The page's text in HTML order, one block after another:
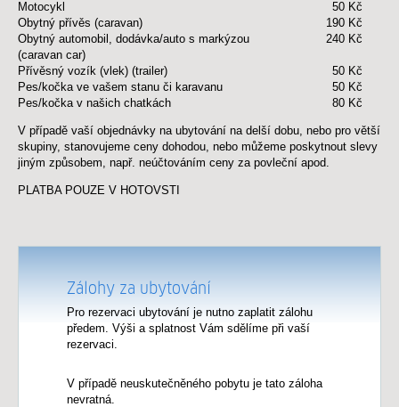
Přívěsný vozík (vlek) (trailer)
50 Kč
Pes/kočka ve vašem stanu či karavanu
50 Kč
El. přípojka — červen, červenec a srpen (váš
vlastní prodlužovcí kabel)
180 Kč
El. přípojka — duben, květen, září a říjen (váš
vlastní prodlužovcí kabel)
240 Kč
Žeton do sprchy – vystačí i pro dvě osoby (1
25 Kč
Zapůjčení našeho povlečení/postel (na celou
dobu pobytu)
– 1 sada, nebo při každé výměně
95 Kč
Motocykl
50 Kč
Obytný přívěs (caravan)
190 Kč
Obytný automobil, dodávka/auto s markýzou
(caravan car)
240 Kč
Přívěsný vozík (vlek) (trailer)
50 Kč
Pes/kočka ve vašem stanu či karavanu
50 Kč
Pes/kočka v našich chatkách
80 Kč
V případě vaší objednávky na ubytování na delší dobu, nebo pro větší
skupiny, stanovujeme ceny dohodou, nebo můžeme poskytnout slevy
jiným způsobem, např. neúčtováním ceny za povleční apod.
PLATBA POUZE V HOTOVSTI
Zálohy za ubytování
Pro rezervaci ubytování je nutno zaplatit zálohu
předem. Výši a splatnost Vám sdělíme při vaší
rezervaci.
V případě neuskutečněného pobytu je tato záloha
nevratná.